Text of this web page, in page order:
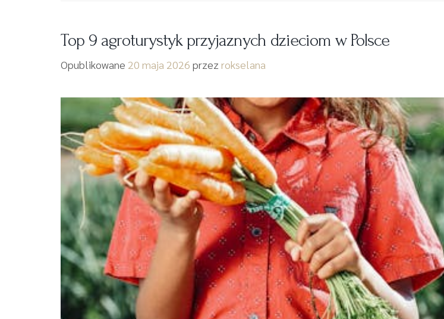
Top 9 agroturystyk przyjaznych dzieciom w Polsce
Opublikowane 20 maja 2026 przez rokselana